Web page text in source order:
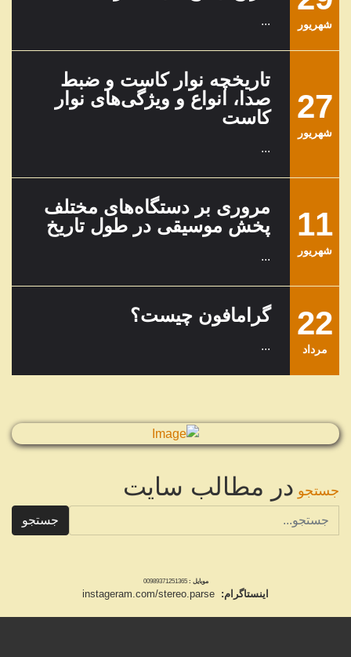
شهریور ...
27
شهریور
تاریخچه نوار کاست و ضبط
صدا، انواع و ویژگی‌های نوار
کاست
...
11
شهریور
مروری بر دستگاه‌های مختلف
پخش موسیقی در طول تاریخ
...
22
مرداد
گرامافون چیست؟
...
جستجو در مطالب سایت
جستجو
موبایل : 00989371251365
اینستاگرام: instageram.com/stereo.parse